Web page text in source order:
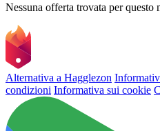
Nessuna offerta trovata per questo
Alternativa a Hagglezon
condizioni Informativa sui cookie